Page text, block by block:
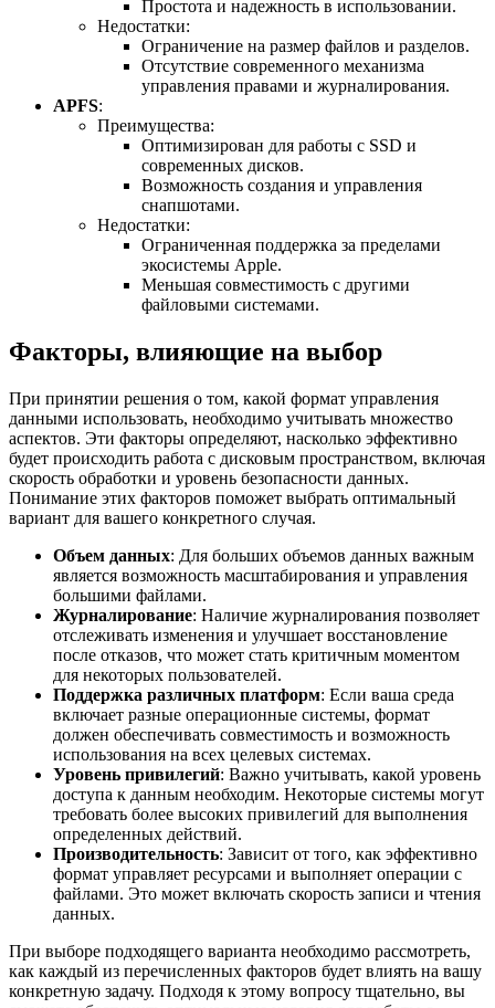
Простота и надежность в использовании.
Недостатки:
Ограничение на размер файлов и разделов.
Отсутствие современного механизма
управления правами и журналирования.
APFS:
Преимущества:
Оптимизирован для работы с SSD и
современных дисков.
Возможность создания и управления
снапшотами.
Недостатки:
Ограниченная поддержка за пределами
экосистемы Apple.
Меньшая совместимость с другими
файловыми системами.
Факторы, влияющие на выбор
При принятии решения о том, какой формат управления
данными использовать, необходимо учитывать множество
аспектов. Эти факторы определяют, насколько эффективно
будет происходить работа с дисковым пространством, включая
скорость обработки и уровень безопасности данных.
Понимание этих факторов поможет выбрать оптимальный
вариант для вашего конкретного случая.
Объем данных: Для больших объемов данных важным
является возможность масштабирования и управления
большими файлами.
Журналирование: Наличие журналирования позволяет
отслеживать изменения и улучшает восстановление
после отказов, что может стать критичным моментом
для некоторых пользователей.
Поддержка различных платформ: Если ваша среда
включает разные операционные системы, формат
должен обеспечивать совместимость и возможность
использования на всех целевых системах.
Уровень привилегий: Важно учитывать, какой уровень
доступа к данным необходим. Некоторые системы могут
требовать более высоких привилегий для выполнения
определенных действий.
Производительность: Зависит от того, как эффективно
формат управляет ресурсами и выполняет операции с
файлами. Это может включать скорость записи и чтения
данных.
При выборе подходящего варианта необходимо рассмотреть,
как каждый из перечисленных факторов будет влиять на вашу
конкретную задачу. Подходя к этому вопросу тщательно, вы